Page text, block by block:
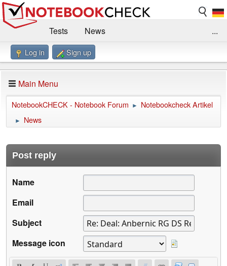
Tests
News
Benchmarks / Technik
Forum
Impressum
...
Log in Sign up
Main Menu
NotebookCHECK - Notebook Forum ► Notebookcheck Artikel
► News
Post reply
Name
Email
Subject
Message icon